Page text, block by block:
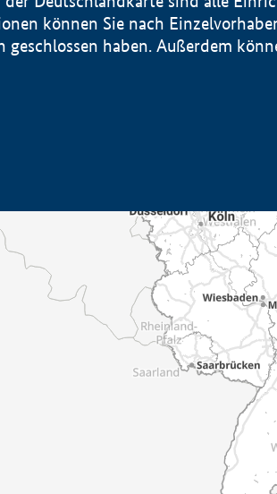
können Sie nach
geschlossen haben. Außerdem